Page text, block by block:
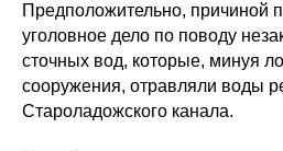
Предположительно, причиной
уголовное дело по поводу
сточных вод, которые, минуя
сооружения, отравляли воды
Староладожского канала.